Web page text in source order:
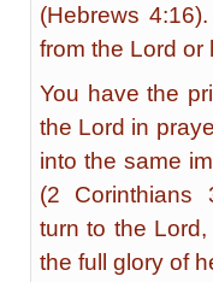
(Hebrews
from the Lord or
You have the
the Lord in
into the same
(2 Corinthians
turn to the
the full glory of